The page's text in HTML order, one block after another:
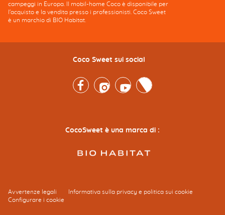
campeggi in Europa. Il mobil-home Coco è disponibile per
l'acquisto e la vendita presso i professionisti. Coco Sweet
è un marchio di BIO Habitat.
Coco Sweet sui social
FacebookInstagramYoutubeTwitter
CocoSweet è una marca di :
Avvertenze legali
Informativa sulla privacy e politica sui cookie
Configurare i cookie